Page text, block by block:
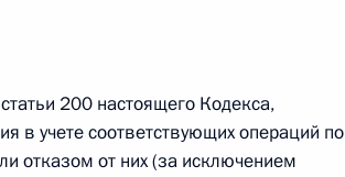
Федерации об административных
200 настоящего Кодекса,
в учете соответствующих операций по
отказом от них (за исключением